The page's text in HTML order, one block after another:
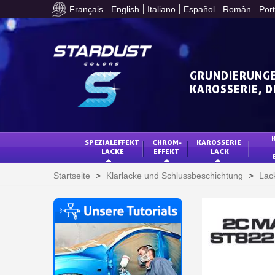
Français English Italiano Español Român
KAROSSERIE,
SPEZIALEFFEKT
LACKE
CHROM-
EFFEKT
KAROSSERIE
LACK
Startseite > Klarlacke und Schlussbeschichtung >